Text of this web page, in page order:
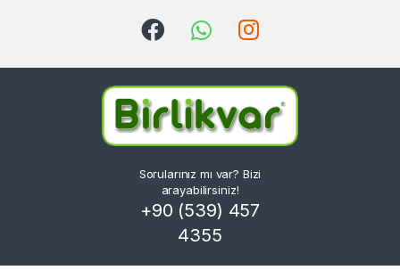
Sorularınız mı var? Bizi
arayabilirsiniz!
+90 (539) 457
4355